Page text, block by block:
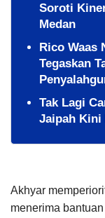
Soroti
Medan
Rico Waas
Tegaskan
Tak Lagi
Jaipah Kini
Akhyar
menerima